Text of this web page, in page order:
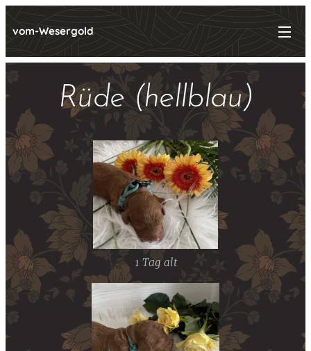
vom-Wesergold
Rüde (hellblau)
1 Tag alt